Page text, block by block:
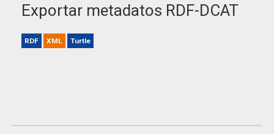
Exportar metadatos RDF-DCAT
RDF XML Turtle